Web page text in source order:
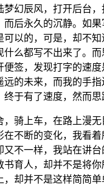
梦幻辰风，打开后台
而后永久的沉静。如
可以的，可是，却不
么都写不出来了。而
便签，发现打字的速
远的未来，而我的手
于有了速度，然而思
骑上车，在路上漫无
在不断的变化，我看
又不一样，我站在讲
育人，却并不是将你
却并不是这样简简单